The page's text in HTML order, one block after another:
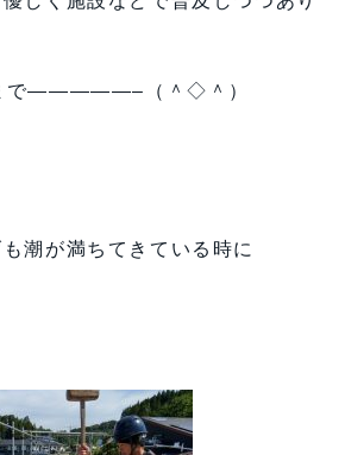
で—————–（＾◇＾）
潮が満ちてきている時に